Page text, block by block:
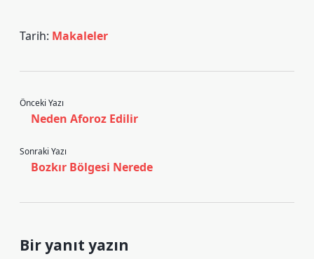
Tarih: Makaleler
Önceki Yazı
Neden Aforoz Edilir
Sonraki Yazı
Bozkır Bölgesi Nerede
Bir yanıt yazın